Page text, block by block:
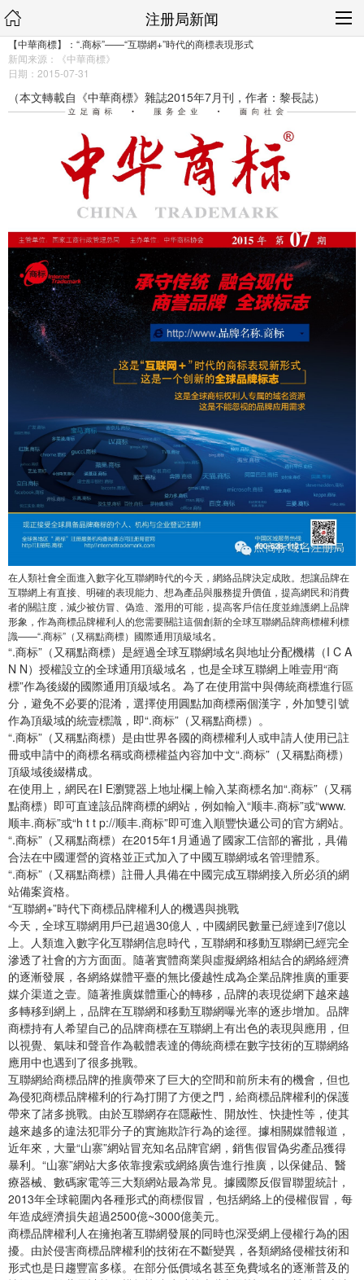
注册局新闻
【中華商標】：“.商标”——“互聯網+”時代的商標表現形式
新闻来源：《中華商標》
日期：2015-07-31
（本文轉載自《中華商標》雜誌2015年7月刊，作者：黎長誌）
在人類社會全面進入數字化互聯網時代的今天，網絡品牌決定成敗。想讓品牌在
互聯網上有直接、明確的表現能力、想為產品與服務提升價值，提高網民和消費
者的關註度，減少被仿冒、偽造、濫用的可能，提高客戶信任度並維護網上品牌
形象，作為商標品牌權利人的您需要關註這個創新的全球互聯網品牌商標權利標
識——“.商标”（又稱點商標）國際通用頂級域名。
“.商标”（又稱點商標）是經過全球互聯網域名與地址分配機構（I C A
N N）授權設立的全球通用頂級域名，也是全球互聯網上唯壹用“商
標”作為後綴的國際通用頂級域名。為了在使用當中與傳統商標進行區
分，避免不必要的混淆，選擇使用圓點加商標兩個漢字，外加雙引號
作為頂級域的統壹標識，即“.商标”（又稱點商標）。
“.商标”（又稱點商標）是由世界各國的商標權利人或申請人使用已註
冊或申請中的商標名稱或商標權益內容加中文“.商标”（又稱點商標）
頂級域後綴構成。
在使用上，網民在I E瀏覽器上地址欄上輸入某商標名加“.商标”（又稱
點商標）即可直達該品牌商標的網站，例如輸入“顺丰.商标”或“www.
顺丰.商标”或“h t t p://顺丰.商标”即可進入順豐快遞公司的官方網站。
“.商标”（又稱點商標）在2015年1月通過了國家工信部的審批，具備
合法在中國運營的資格並正式加入了中國互聯網域名管理體系。
“.商标”（又稱點商標）註冊人具備在中國完成互聯網接入所必須的網
站備案資格。
“互聯網+”時代下商標品牌權利人的機遇與挑戰
今天，全球互聯網用戶已超過30億人，中國網民數量已經達到7億以
上。人類進入數字化互聯網信息時代，互聯網和移動互聯網已經完全
滲透了社會的方方面面。隨著實體商業與虛擬網絡相結合的網絡經濟
的逐漸發展，各網絡媒體平臺的無比優越性成為企業品牌推廣的重要
媒介渠道之壹。隨著推廣媒體重心的轉移，品牌的表現從網下越來越
多轉移到網上，品牌在互聯網和移動互聯網曝光率的逐步增加。品牌
商標持有人希望自己的品牌商標在互聯網上有出色的表現與應用，但
以視覺、氣味和聲音作為載體表達的傳統商標在數字技術的互聯網絡
應用中也遇到了很多挑戰。
互聯網給商標品牌的推廣帶來了巨大的空間和前所未有的機會，但也
為侵犯商標品牌權利的行為打開了方便之門，給商標品牌權利的保護
帶來了諸多挑戰。由於互聯網存在隱蔽性、開放性、快捷性等，使其
越來越多的違法犯罪分子的實施欺詐行為的途徑。據相關媒體報道，
近年來，大量“山寨”網站冒充知名品牌官網，銷售假冒偽劣產品獲得
暴利。“山寨”網站大多依靠搜索或網絡廣告進行推廣，以保健品、醫
療器械、數碼家電等三大類網站最為常見。據國際反假冒聯盟統計，
2013年全球範圍內各種形式的商標假冒，包括網絡上的侵權假冒，每
年造成經濟損失超過2500億~3000億美元。
商標品牌權利人在擁抱著互聯網發展的同時也深受網上侵權行為的困
擾。由於侵害商標品牌權利的技術在不斷變異，各類網絡侵權技術和
形式也是日趨豐富多樣。在部分低價域名甚至免費域名的逐漸普及的